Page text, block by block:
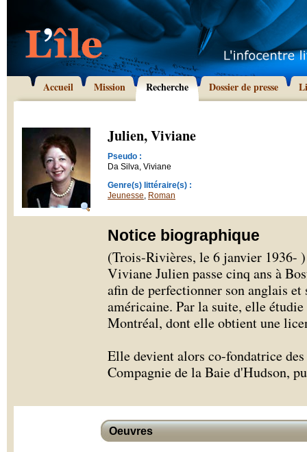
Accueil Mission Recherche Dossier de presse
Julien, Viviane
Pseudo :
Da Silva, Viviane
Genre(s) littéraire(s) :
Jeunesse, Roman
Notice biographique
(Trois-Rivières, le 6 janvier 1936-
Viviane Julien passe cinq ans à
afin de perfectionner son anglais
américaine. Par la suite, elle
Montréal, dont elle obtient une
Elle devient alors co-fondatrice
Compagnie de la Baie d'Hudson,
Oeuvres